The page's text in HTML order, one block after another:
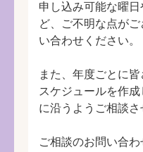
申し込み可能な曜
ど、ご不明な点が
い合わせください。
また、年度ごとに
スケジュールを作
に沿うようご相談さ
ご相談のお問い合